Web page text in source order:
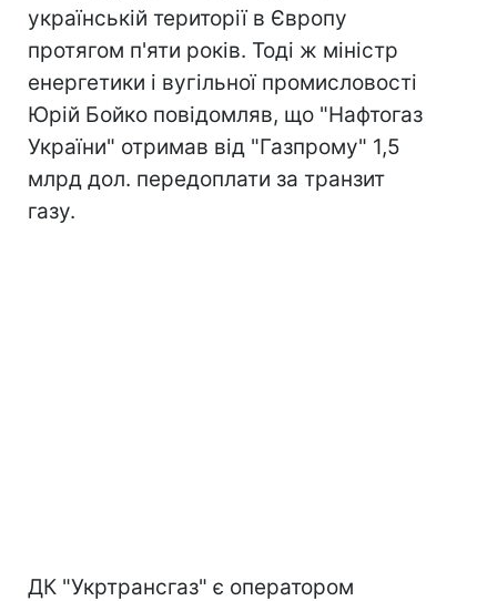
українській території в Європу
протягом п'яти років. Тоді ж міністр
енергетики і вугільної промисловості
Юрій Бойко повідомляв, що "Нафтогаз
України" отримав від "Газпрому" 1,5
млрд дол. передоплати за транзит
газу.
ДК "Укртрансгаз" є оператором